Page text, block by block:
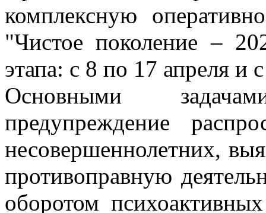
комплексную
"Чистое поколение –
этапа: с 8 по 17 апреля и
Основными
предупреждение
несовершеннолетних,
противоправную
оборотом